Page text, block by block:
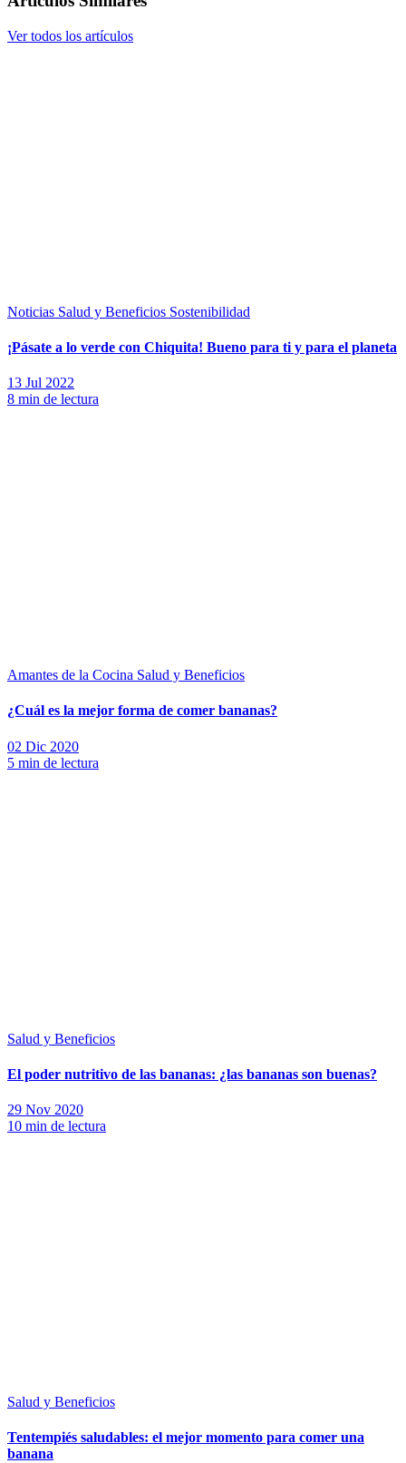
Ver todos los artículos
Noticias Salud y Beneficios Sostenibilidad
¡Pásate a lo verde con Chiquita! Bueno para ti y para el planeta
13 Jul 2022
8 min de lectura
Amantes de la Cocina Salud y Beneficios
¿Cuál es la mejor forma de comer bananas?
02 Dic 2020
5 min de lectura
Salud y Beneficios
El poder nutritivo de las bananas: ¿las bananas son buenas?
29 Nov 2020
10 min de lectura
Salud y Beneficios
Tentempiés saludables: el mejor momento para comer una
banana